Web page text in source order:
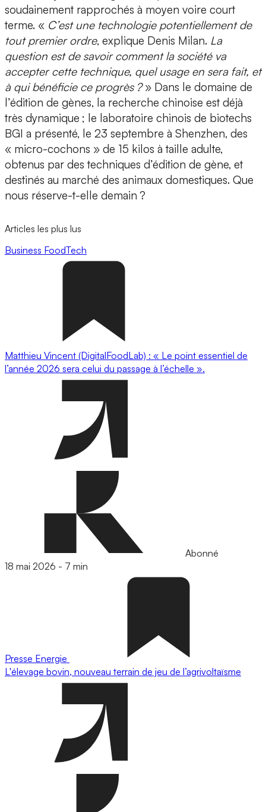
soudainement rapprochés à moyen voire court
terme. « C’est une technologie potentiellement de
tout premier ordre, explique Denis Milan. La
question est de savoir comment la société va
accepter cette technique, quel usage en sera fait, et
à qui bénéficie ce progrès ?» Dans le domaine de
l’édition de gènes, la recherche chinoise est déjà
très dynamique ; le laboratoire chinois de biotechs
BGI a présenté, le 23 septembre à Shenzhen, des
« micro-cochons » de 15 kilos à taille adulte,
obtenus par des techniques d’édition de gène, et
destinés au marché des animaux domestiques. Que
nous réserve-t-elle demain ?
Articles les plus lus
Business FoodTech
Matthieu Vincent (DigitalFoodLab) : « Le point essentiel de
l’année 2026 sera celui du passage à l’échelle ».
Abonné
18 mai 2026 - 7 min
Presse Energie
L'élevage bovin, nouveau terrain de jeu de l’agrivoltaïsme